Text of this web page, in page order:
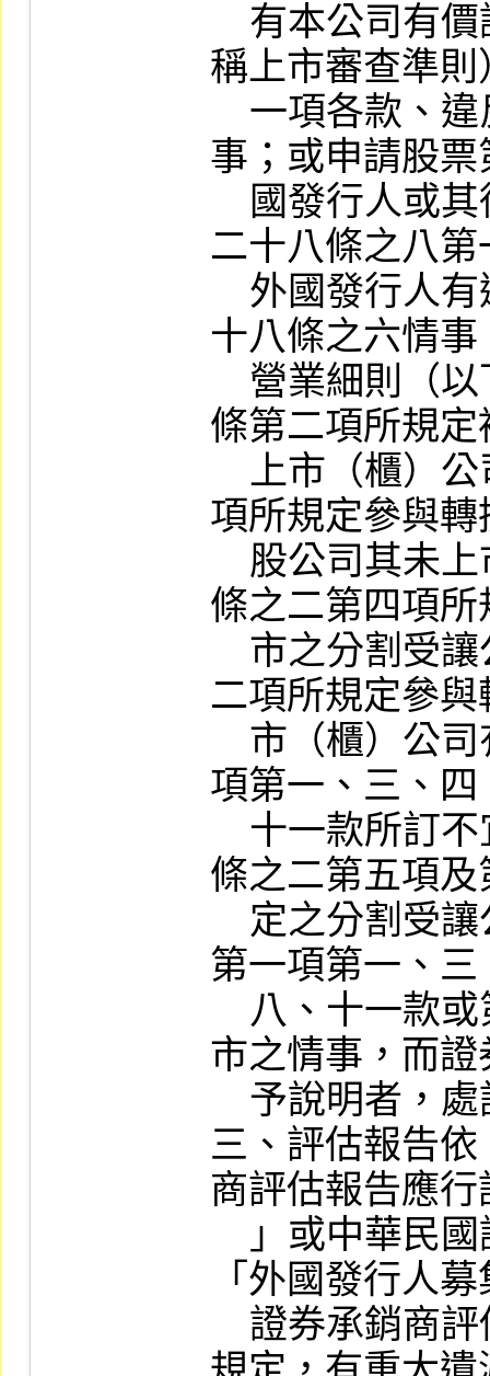
稱上市審查準
事；或申請股
二十八條之八
十八條之六情
條第二項所規
項所規定參與
條之二第四項
二項所規定參
項第一、三、
條之二第五項
第一項第一、
市之情事，而
三、評估報告
商評估報告應
「外國發行人